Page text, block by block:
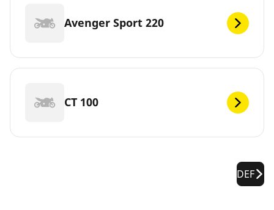
Avenger Sport 220
CT 100
DEF